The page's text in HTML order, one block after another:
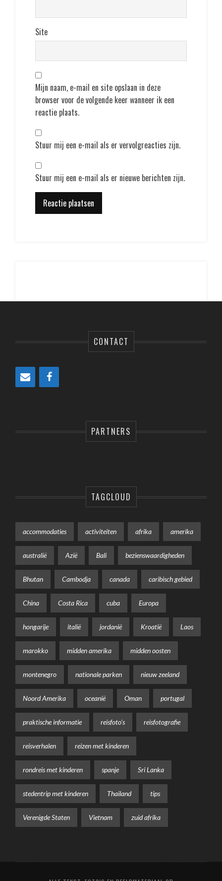
Site
Mijn naam, e-mail en site opslaan in deze
browser voor de volgende keer wanneer ik een
reactie plaats.
Stuur mij een e-mail als er vervolgreacties zijn.
Stuur mij een e-mail als er nieuwe berichten zijn.
CONTACT
PARTNERS
TAGCLOUD
accommodaties activiteiten afrika amerika
australië Azië Bali bezienswaardigheden
Bhutan Cambodja canada caribisch gebied
China Costa Rica cuba Europa
hongarije italië jordanië Kroatië Laos
marokko midden amerika midden oosten
montenegro nationale parken nieuw zeeland
Noord Amerika oceanië Oman portugal
praktische informatie reisfoto's reisfotografie
reisverhalen reizen met kinderen
rondreis met kinderen spanje Sri Lanka
stedentrip met kinderen Thailand tips
Verenigde Staten Vietnam zuid afrika